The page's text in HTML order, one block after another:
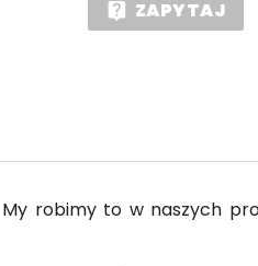
live_help ZAPYTAJ
robimy to w naszych